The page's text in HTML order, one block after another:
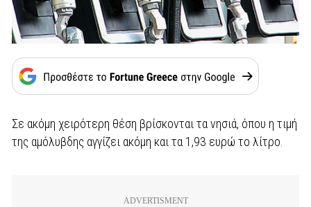
Σε ακόμη χειρότερη θέση βρίσκονται τα νησιά, όπου η τιμή
της αμόλυβδης αγγίζει ακόμη και τα 1,93 ευρώ το λίτρο.